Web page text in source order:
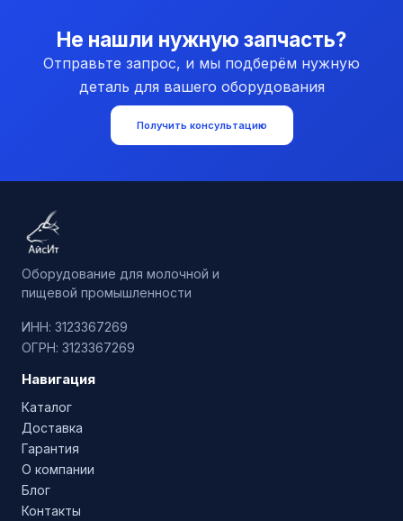
Не нашли нужную запчасть?
Отправьте запрос, и мы подберём нужную
деталь для вашего оборудования
Получить консультацию
Оборудование для молочной и
пищевой промышленности
ИНН: 3123367269
ОГРН: 3123367269
Навигация
Каталог
Доставка
Гарантия
О компании
Блог
Контакты